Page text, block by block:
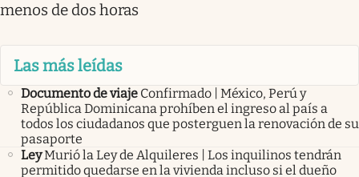
menos de dos horas
Las más leídas
Documento de viaje Confirmado | México, Perú y
República Dominicana prohíben el ingreso al país a
todos los ciudadanos que posterguen la renovación de su
pasaporte
LeyMurió la Ley de Alquileres | Los inquilinos tendrán
permitido quedarse en la vivienda incluso si el dueño